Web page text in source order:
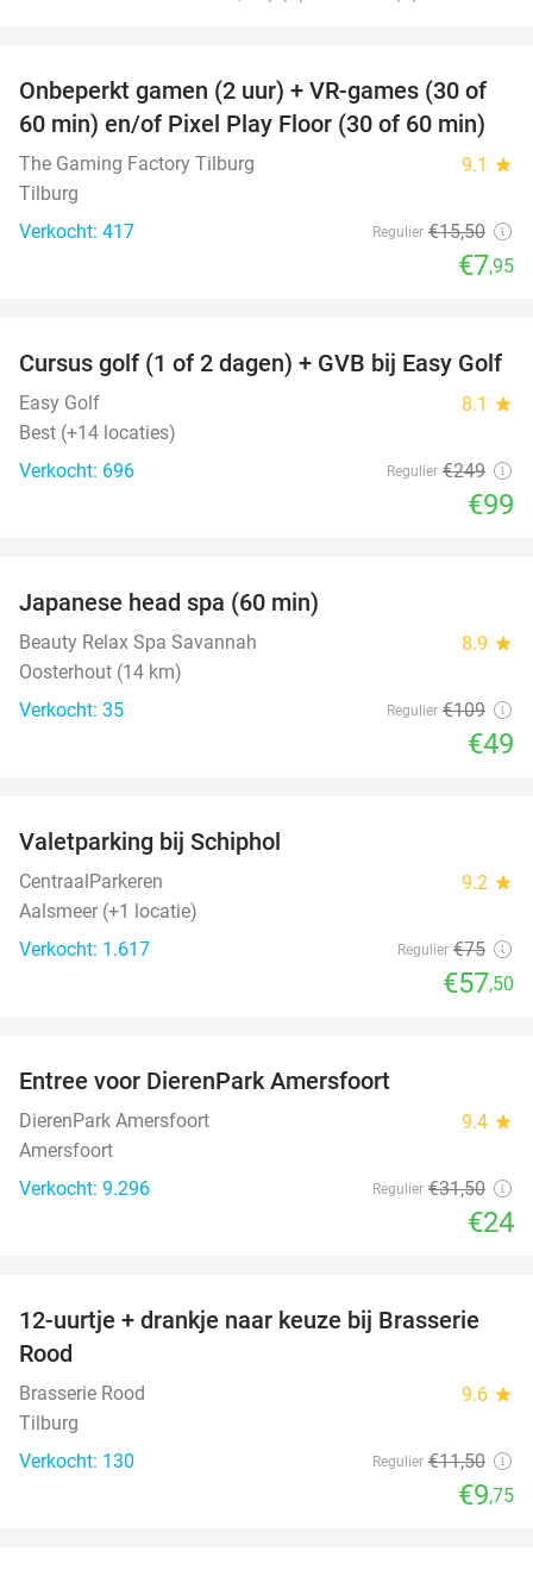
49%
Onbeperkt gamen (2 uur) + VR-games (30 of
60 min) en/of Pixel Play Floor (30 of 60 min)
The Gaming Factory Tilburg 9.1 star
Tilburg
Verkocht: 417
Regulier €15,50
€7,95
60%
Cursus golf (1 of 2 dagen) + GVB bij Easy Golf
Easy Golf 8.1 star
Best (+14 locaties)
Verkocht: 696
Regulier €249
€99
Japanese head spa (60 min)
Beauty Relax Spa Savannah 8.9 star
Oosterhout (14 km)
Verkocht: 35
Regulier €109
€49
Valetparking bij Schiphol
CentraalParkeren 9.2 star
Aalsmeer (+1 locatie)
Verkocht: 1.617
Regulier €75
€57,50
Entree voor DierenPark Amersfoort
DierenPark Amersfoort 9.4 star
Amersfoort
Verkocht: 9.296
Regulier €31,50
€24
15%
12-uurtje + drankje naar keuze bij Brasserie
Rood
Brasserie Rood 9.6 star
Tilburg
Verkocht: 130
Regulier €11,50
€9,75